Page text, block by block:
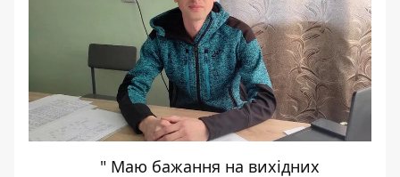
" Маю бажання на вихідних